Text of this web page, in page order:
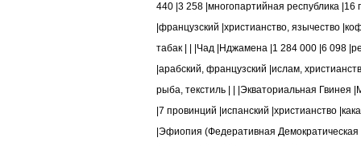
440 |3 258 |многопартийная республика |16
|французский |христианство, язычество
табак | | |Чад |Нджамена |1 284 000 |6 098
|арабский, французский |ислам,
рыба, текстиль | | |Экваториальная Гвинея
|7 провинций |испанский |христианство
|Эфиопия (Федеративная